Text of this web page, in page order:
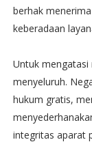
berhak
keberadaan
Untuk mengatasi
menyeluruh.
hukum gratis,
integritas aparat